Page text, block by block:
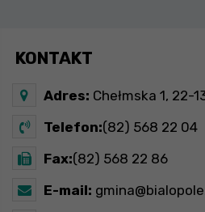
KONTAKT
Adres: Chełmska 1, 22-
Telefon:(82) 568 22 04
Fax:(82) 568 22 86
E-mail: